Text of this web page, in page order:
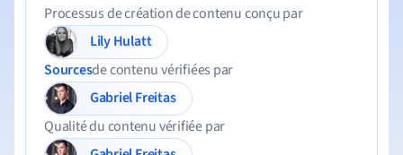
Processus de création de contenu conçu par
Lily Hulatt
Sourcesde contenu vérifiées par
Gabriel Freitas
Qualité du contenu vérifiée par